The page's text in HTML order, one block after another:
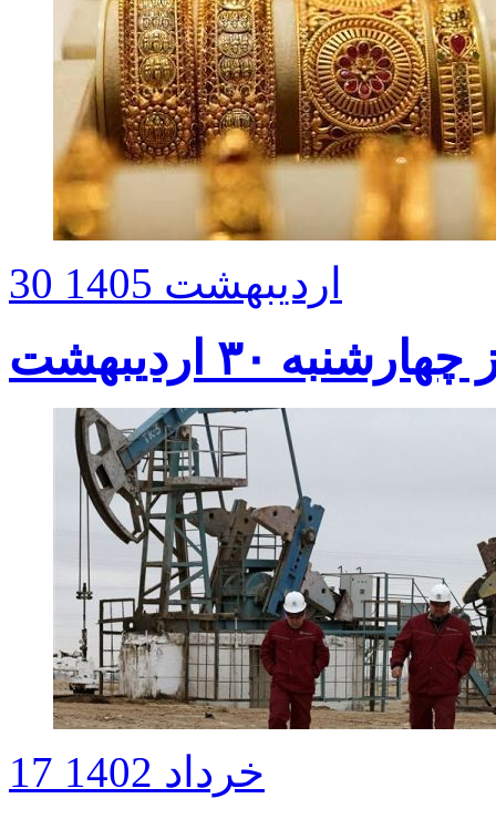
30 اردیبهشت 1405
۳۰ اردیبهشت
17 خرداد 1402